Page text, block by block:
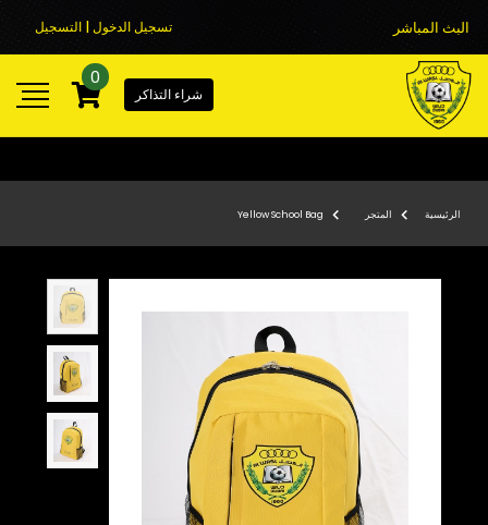
البث المباشر تسجيل الدخول | التسجيل
شراء التذاكر
0
الرئيسية المتجر Yellow School Bag